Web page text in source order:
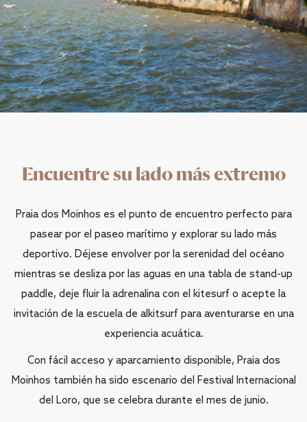
Encuentre su lado más extremo
Praia dos Moinhos es el punto de encuentro perfecto para
pasear por el paseo marítimo y explorar su lado más
deportivo. Déjese envolver por la serenidad del océano
mientras se desliza por las aguas en una tabla de stand-up
paddle, deje fluir la adrenalina con el kitesurf o acepte la
invitación de la escuela de alkitsurf para aventurarse en una
experiencia acuática.
Con fácil acceso y aparcamiento disponible, Praia dos
Moinhos también ha sido escenario del Festival Internacional
del Loro, que se celebra durante el mes de junio.